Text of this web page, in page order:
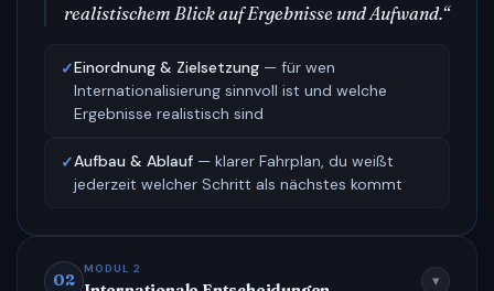
realistischem Blick auf Ergebnisse und Aufwand.“
✓Einordnung & Zielsetzung — für wen
Internationalisierung sinnvoll ist und welche
Ergebnisse realistisch sind
✓Aufbau & Ablauf — klarer Fahrplan, du weißt
jederzeit welcher Schritt als nächstes kommt
02
MODUL 2
▾